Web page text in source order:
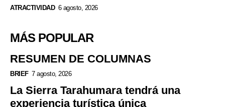
ATRACTIVIDAD 6 agosto, 2026
MÁS POPULAR
RESUMEN DE COLUMNAS
BRIEF 7 agosto, 2026
La Sierra Tarahumara tendrá una
experiencia turística única